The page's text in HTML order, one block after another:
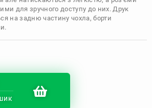
для зручного доступу до них. Друк
на задню частину чохла, борти